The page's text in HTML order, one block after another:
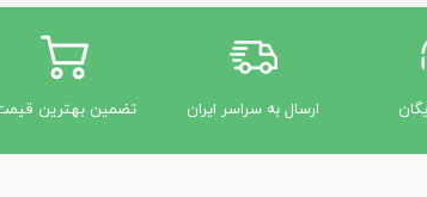
ارسال به سراسر ایران تضمین بهترین